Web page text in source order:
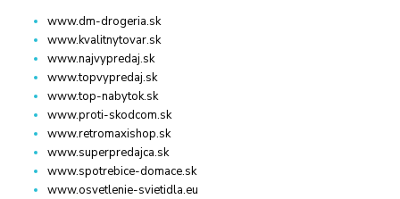
www.dm-drogeria.sk
www.kvalitnytovar.sk
www.najvypredaj.sk
www.topvypredaj.sk
www.top-nabytok.sk
www.proti-skodcom.sk
www.retromaxishop.sk
www.superpredajca.sk
www.spotrebice-domace.sk
www.osvetlenie-svietidla.eu